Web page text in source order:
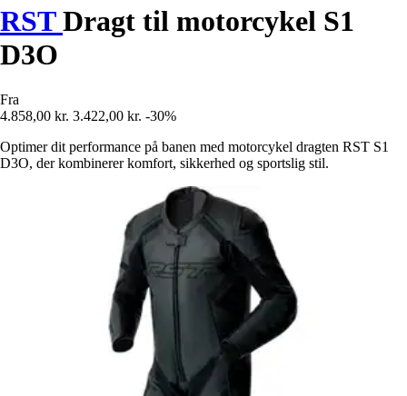
RSTDragt til motorcykel S1
D3O
Fra
4.858,00 kr. 3.422,00 kr. -30%
Optimer dit performance på banen med motorcykel dragten RST S1
D3O, der kombinerer komfort, sikkerhed og sportslig stil.